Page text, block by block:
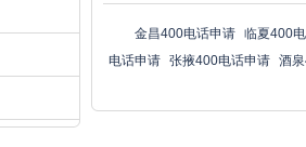
金昌400电话申请 临夏400
电话申请 张掖400电话申请 酒